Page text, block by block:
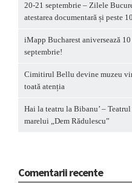
20-21 septembrie – Zilele
atestarea documentară și peste
iMapp Bucharest aniversează
septembrie!
Cimitirul Bellu devine muzeu
toată atenția
Hai la teatru la Bibanu’ –
marelui „Dem Rădulescu”
Comentarii recente